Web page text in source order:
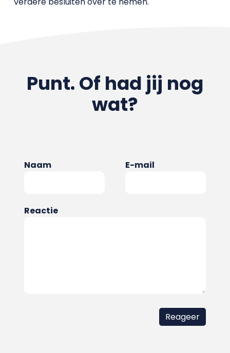
Punt. Of had jij nog
wat?
Naam E-mail
Reactie